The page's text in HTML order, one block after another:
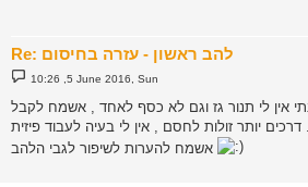
Re: להב ראשון - עזרה בחיסום
P
o
t
10:26 ,5 June 2016, Sun
אין לי תנור גז וגם לא כסף לאחד , אשמח לקבל
דרכים יותר זולות לחסם , אין לי בעיה לעבוד פיזית .